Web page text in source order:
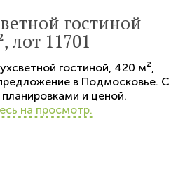
гостиной
лот 11701
гостиной, 420 м²,
в Подмосковье. С
и ценой.
на просмотр.